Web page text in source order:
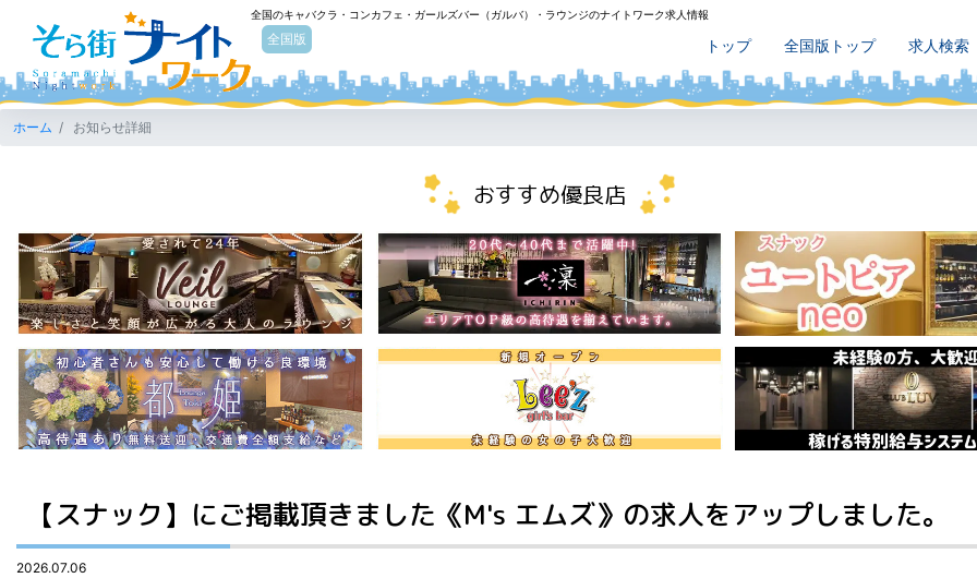
そら街ナイトワーク
全国のキャバクラ・コンカフェ・ガールズバー（ガルバ）・ラウンジのナイトワーク求人情報
全国版 トップ 全国版トップ 求人検索
ホーム お知らせ詳細
おすすめ優良店
【スナック】にご掲載頂きました《M's エムズ》の求人をアップしました。
2026.07.06